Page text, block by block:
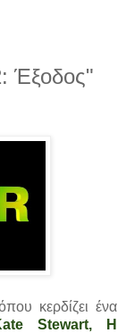
Έξοδος"
κερδίζει ένα
Stewart, Η